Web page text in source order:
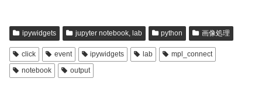
ipywidgets jupyter notebook, lab python 画像処理
click event ipywidgets lab
mpl_connect
notebook
output